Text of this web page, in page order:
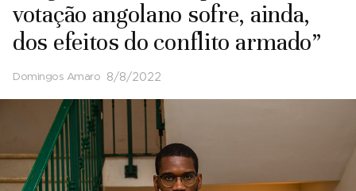
votação angolano sofre, ainda,
dos efeitos do conflito armado”
Domingos Amaro 8/8/2022